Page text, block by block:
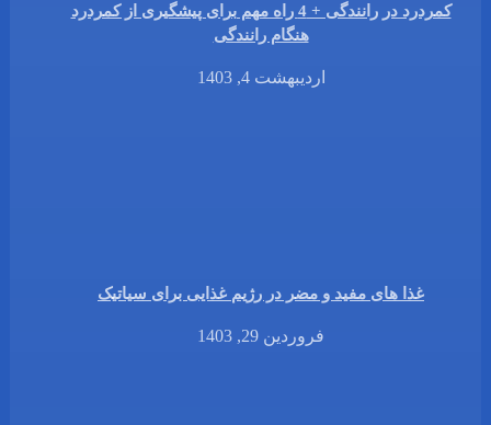
کمردرد در رانندگی + 4 راه مهم برای پیشگیری از کمردرد
هنگام رانندگی
اردیبهشت 4, 1403
غذا های مفید و مضر در رژیم غذایی برای سیاتیک
فروردین 29, 1403